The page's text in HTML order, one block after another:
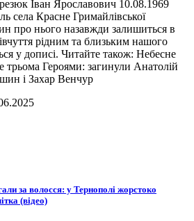
Іван Ярославович 10.08.1969
села Красне Гримайлівської
про нього назавжди залишиться в
рідним та близьким нашого
у дописі. Читайте також: Небесне
трьома Героями: загинули Анатолій
і Захар Венчур
за волосся: у Тернополі жорстоко
(відео)